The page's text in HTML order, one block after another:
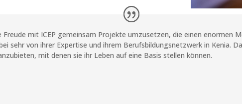
Freude mit ICEP gemeinsam Projekte umzusetzen, die einen enormen
sehr von ihrer Expertise und ihrem Berufsbildungsnetzwerk in Kenia.
mit denen sie ihr Leben auf eine Basis stellen können.